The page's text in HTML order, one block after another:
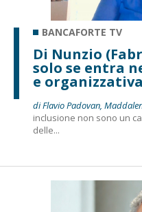
BANCAFORTE TV
Di Nunzio
solo se entra
e
di Flavio Padovan,
inclusione non sono un
delle...